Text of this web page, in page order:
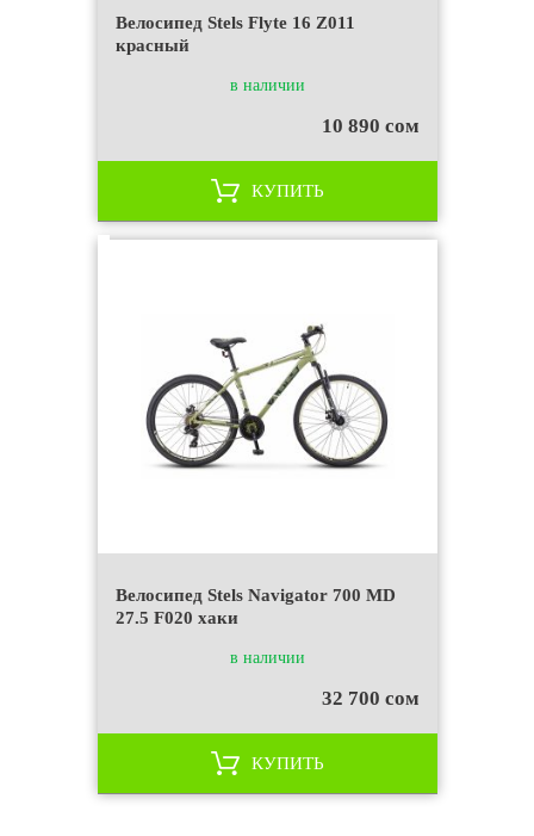
Велосипед Stels Flyte 16 Z011
красный
в наличии
10 890 сом
КУПИТЬ
Велосипед Stels Navigator 700 MD
27.5 F020 хаки
в наличии
32 700 сом
КУПИТЬ